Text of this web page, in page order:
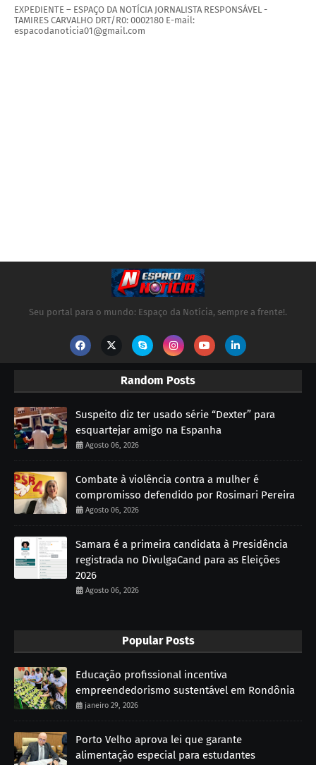
EXPEDIENTE – ESPAÇO DA NOTÍCIA JORNALISTA RESPONSÁVEL -
TAMIRES CARVALHO DRT/R0: 0002180 E-mail:
espacodanoticia01@gmail.com
Seu portal para o mundo: Espaço da Notícia, sempre a frente!.
Random Posts
Suspeito diz ter usado série “Dexter” para
esquartejar amigo na Espanha
Agosto 06, 2026
Combate à violência contra a mulher é
compromisso defendido por Rosimari Pereira
Agosto 06, 2026
Samara é a primeira candidata à Presidência
registrada no DivulgaCand para as Eleições
2026
Agosto 06, 2026
Popular Posts
Educação profissional incentiva
empreendedorismo sustentável em Rondônia
janeiro 29, 2026
Porto Velho aprova lei que garante
alimentação especial para estudantes